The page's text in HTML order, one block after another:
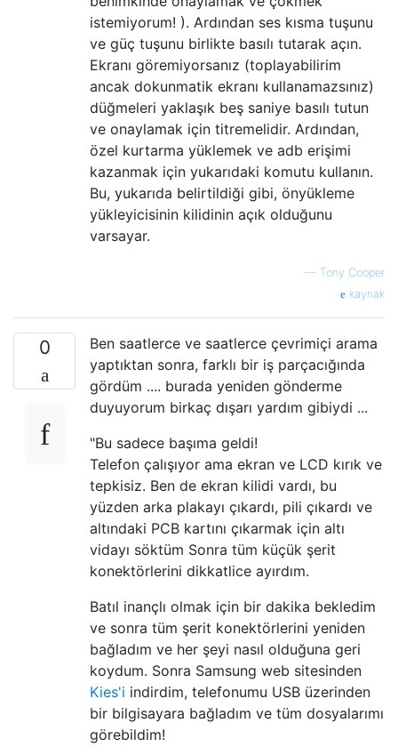
istemiyorum! ). Ardından ses kısma tuşunu
ve güç tuşunu birlikte basılı tutarak açın.
Ekranı göremiyorsanız (toplayabilirim
ancak dokunmatik ekranı kullanamazsınız)
düğmeleri yaklaşık beş saniye basılı tutun
ve onaylamak için titremelidir. Ardından,
özel kurtarma yüklemek ve adb erişimi
kazanmak için yukarıdaki komutu kullanın.
Bu, yukarıda belirtildiği gibi, önyükleme
yükleyicisinin kilidinin açık olduğunu
varsayar.
— Tony Cooper
kaynak
0
Ben saatlerce ve saatlerce çevrimiçi arama
yaptıktan sonra, farklı bir iş parçacığında
gördüm .... burada yeniden gönderme
duyuyorum birkaç dışarı yardım gibiydi ...
"Bu sadece başıma geldi!
Telefon çalışıyor ama ekran ve LCD kırık ve
tepkisiz. Ben de ekran kilidi vardı, bu
yüzden arka plakayı çıkardı, pili çıkardı ve
altındaki PCB kartını çıkarmak için altı
vidayı söktüm Sonra tüm küçük şerit
konektörlerini dikkatlice ayırdım.
Batıl inançlı olmak için bir dakika bekledim
ve sonra tüm şerit konektörlerini yeniden
bağladım ve her şeyi nasıl olduğuna geri
koydum. Sonra Samsung web sitesinden
Kies'i indirdim, telefonumu USB üzerinden
bir bilgisayara bağladım ve tüm dosyalarımı
görebildim!